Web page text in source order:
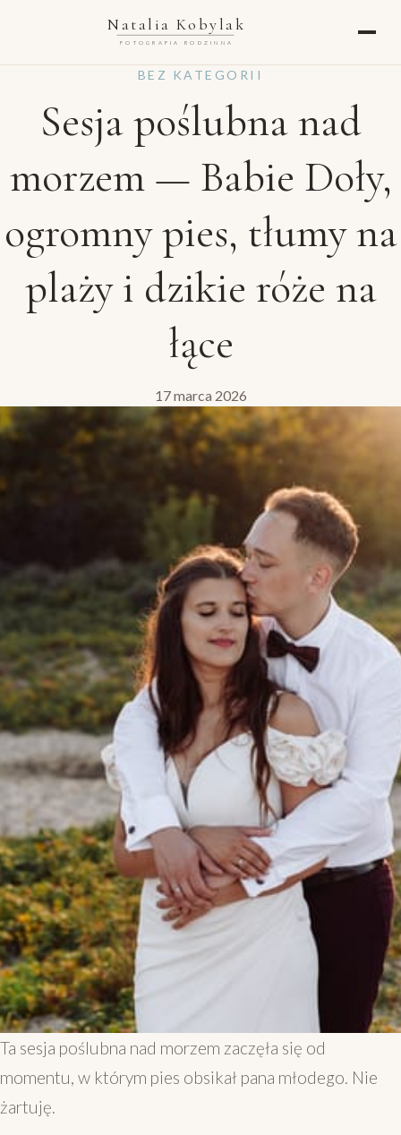
Natalia Kobylak
FOTOGRAFIA RODZINNA
BEZ KATEGORII
Sesja poślubna nad
morzem — Babie Doły,
ogromny pies, tłumy na
plaży i dzikie róże na
łące
17 marca 2026
Ta sesja po­ślubna nad morzem zaczęła się od
momentu, w którym pies obsikał pana młodego. Nie
żartuję.